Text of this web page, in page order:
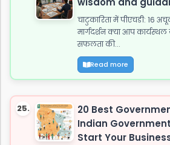
चाटुकारिता में पीएचडी: 16
मार्गदर्शन क्या आप
सफलता की...
Read more
25.
20 Best
Indian
Start Your